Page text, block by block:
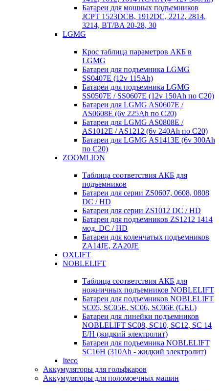
Батареи для мощных подъемников
JCPT 1523DCB, 1912DC, 2212, 2814,
3214, BT/BA 20-28, 30
LGMG
Крос таблица параметров АКБ в
LGMG
Батареи для подъемника LGMG
SS0407E (12v 115Ah)
Батареи для подъемника LGMG
SS0507E / SS0607E (12v 150Ah по С20)
Батареи для LGMG AS0607E /
AS0608E (6v 225Ah по С20)
Батареи для LGMG AS0808E /
AS1012E / AS1212 (6v 240Ah по С20)
Батареи для LGMG AS1413E (6v 300Ah
по С20)
ZOOMLION
Таблица соответствия АКБ для
подъемников
Батареи для серии ZS0607, 0608, 0808
DC / HD
Батареи для серии ZS1012 DC / HD
Батареи для подъемников ZS1212 1414
мод. DC / HD
Батареи для коленчатых подъемников
ZA14JE, ZA20JE
OXLIFT
NOBLELIFT
Таблица соответствия АКБ для
ножничных подъемников NOBLELIFT
Батареи для подъемников NOBLELIFT
SC05, SC05E, SC06, SC06E (GEL)
Батареи для линейки подъемников
NOBLELIFT SC08, SC10, SC12, SC 14
E/H (жидкий электролит)
Батареи для подъемника NOBLELIFT
SC16H (310Ah - жидкий электролит)
Iteco
Аккумуляторы для гольфкаров
Аккумуляторы для поломоечных машин